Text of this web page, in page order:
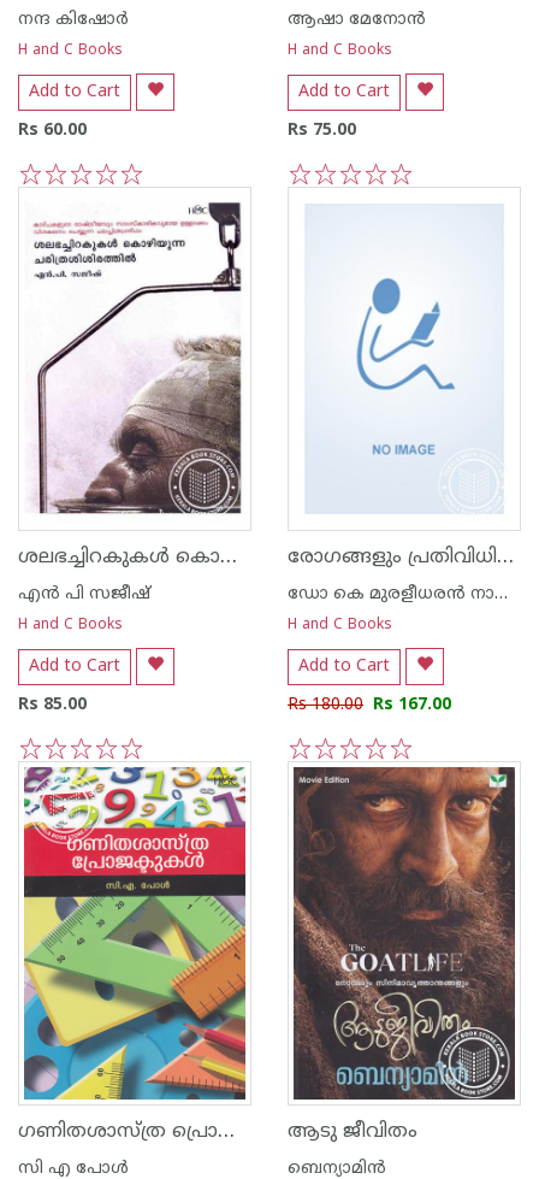
നന്ദ‌ കിഷോര്‍
H and C Books
Add to Cart
Rs 60.00
ആഷാ മേനോന്‍
H and C Books
Add to Cart
Rs 75.00
ശലഭച്ചിറകുകള്‍ കൊഴിയുന്ന ചരിത്രശിശിരത്തില്‍
എന്‍ പി സജീഷ്‌
H and C Books
Add to Cart
Rs 85.00
5
4
3
2
1
രോഗങ്ങളും പ്രതിവിധികളും
ഡോ കെ മുരളീധരന്‍ നായര്‍ വെള്ളയമ്പലം
H and C Books
Add to Cart
Rs 180.00 Rs 167.00
5
4
3
2
1
ഗണിതശാസ്ത്ര പ്രൊജക്ടുകള്‍
സി എ പോള്‍
ആടു ജീവിതം
ബെന്യാമിന്‍